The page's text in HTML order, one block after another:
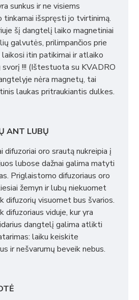
sunkus ir ne visiems
tinkamai išspręsti jo tvirtinimą.
šį dangtelį laiko magnetiniai
galvutės, prilimpančios prie
itin patikimai ir atlaiko
!!! (Ištestuota su KVADRO
nėra magnetų, tai
laukas pritraukiantis dulkes.
ANT LUBŲ
difuzoriai oro srautą nukreipia į
lubose dažnai galima matyti
Priglaistomo difuzoriaus oro
žemyn ir lubų niekuomet
difuzorių visuomet bus švarios.
difuzoriaus viduje, kur yra
dangtelį galima atlikti
laiku keiskite
ir nešvarumų beveik nebus.